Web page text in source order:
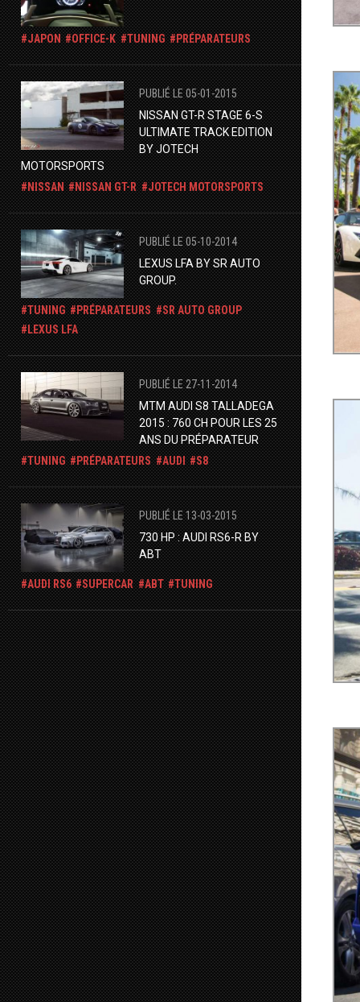
JAPON OFFICE-K TUNING PRÉPARATEURS
PUBLIÉ LE 05-01-2015
NISSAN GT-R STAGE 6-S
ULTIMATE TRACK EDITION
BY JOTECH
MOTORSPORTS
NISSAN
NISSAN GT-R JOTECH MOTORSPORTS
PUBLIÉ LE 05-10-2014
LEXUS LFA BY SR AUTO
GROUP.
TUNING PRÉPARATEURS
SR AUTO GROUP
LEXUS LFA
PUBLIÉ LE 27-11-2014
MTM AUDI S8 TALLADEGA
2015 : 760 CH POUR LES 25
ANS DU PRÉPARATEUR
TUNING
PRÉPARATEURS AUDI S8
PUBLIÉ LE 13-03-2015
730 HP : AUDI RS6-R BY
ABT
AUDI RS6 SUPERCAR ABT TUNING